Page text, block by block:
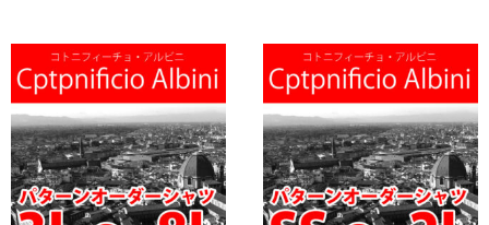
立川店
日本橋店
商品一覧
パターンオーダーシャツについて